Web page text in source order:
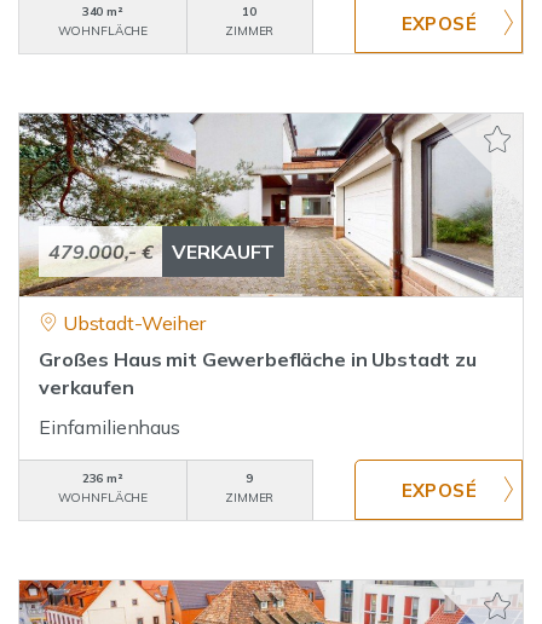
340 m²
WOHNFLÄCHE
10
ZIMMER
479.000,- € VERKAUFT
Ubstadt-Weiher
Großes Haus mit Gewerbefläche in Ubstadt zu
verkaufen
Einfamilienhaus
236 m²
WOHNFLÄCHE
9
ZIMMER